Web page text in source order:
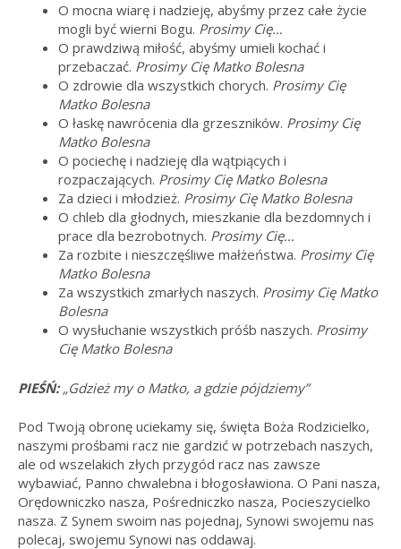
O mocna wiarę i nadzieję, abyśmy przez całe życie
mogli być wierni Bogu. Prosimy Cię…
O prawdziwą miłość, abyśmy umieli kochać i
przebaczać. Prosimy Cię Matko Bolesna
O zdrowie dla wszystkich chorych. Prosimy Cię
Matko Bolesna
O łaskę nawrócenia dla grzeszników. Prosimy Cię
Matko Bolesna
O pociechę i nadzieję dla wątpiących i
rozpaczających. Prosimy Cię Matko Bolesna
Za dzieci i młodzież. Prosimy Cię Matko Bolesna
O chleb dla głodnych, mieszkanie dla bezdomnych i
prace dla bezrobotnych. Prosimy Cię…
Za rozbite i nieszczęśliwe małżeństwa. Prosimy Cię
Matko Bolesna
Za wszystkich zmarłych naszych. Prosimy Cię Matko
Bolesna
O wysłuchanie wszystkich próśb naszych. Prosimy
Cię Matko Bolesna
PIEŚŃ:„Gdzież my o Matko, a gdzie pójdziemy”
Pod Twoją obronę uciekamy się, święta Boża Rodzicielko,
naszymi prośbami racz nie gardzić w potrzebach naszych,
ale od wszelakich złych przygód racz nas zawsze
wybawiać, Panno chwalebna i błogosławiona. O Pani nasza,
Orędowniczko nasza, Pośredniczko nasza, Pocieszycielko
nasza. Z Synem swoim nas pojednaj, Synowi swojemu nas
polecaj, swojemu Synowi nas oddawaj.